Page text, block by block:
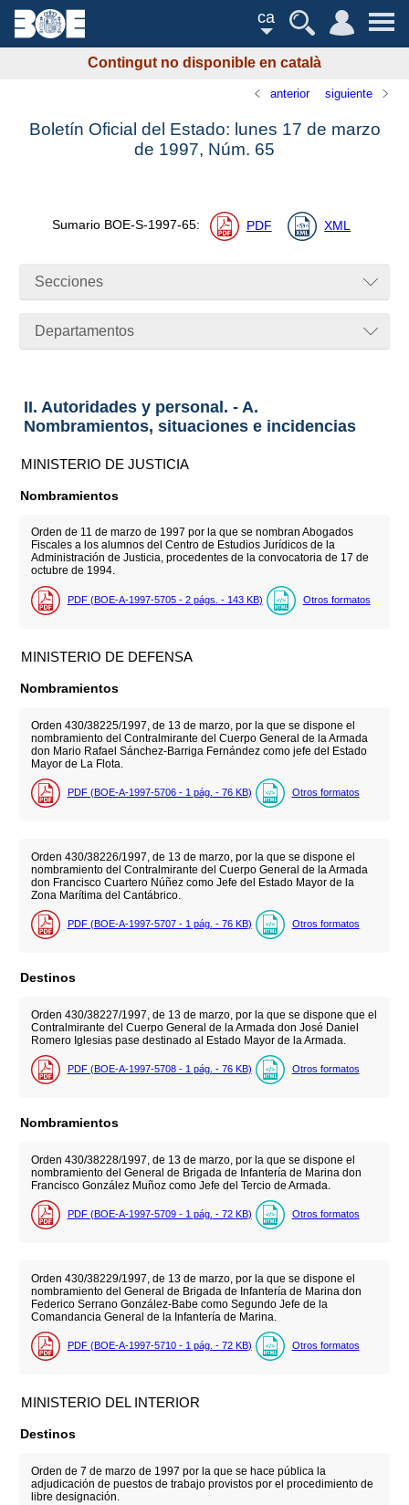
ca
Contingut no disponible en català
anterior siguiente
Boletín Oficial del Estado: lunes 17 de marzo
de 1997, Núm. 65
Sumario BOE-S-1997-65: PDF XML
Secciones
Departamentos
II. Autoridades y personal. - A.
Nombramientos, situaciones e incidencias
MINISTERIO DE JUSTICIA
Nombramientos
Orden de 11 de marzo de 1997 por la que se nombran Abogados
Fiscales a los alumnos del Centro de Estudios Jurídicos de la
Administración de Justicia, procedentes de la convocatoria de 17 de
octubre de 1994.
PDF (BOE-A-1997-5705 - 2 págs. - 143 KB) Otros formatos
MINISTERIO DE DEFENSA
Nombramientos
Orden 430/38225/1997, de 13 de marzo, por la que se dispone el
nombramiento del Contralmirante del Cuerpo General de la Armada
don Mario Rafael Sánchez-Barriga Fernández como jefe del Estado
Mayor de La Flota.
PDF (BOE-A-1997-5706 - 1 pág. - 76 KB) Otros formatos
Orden 430/38226/1997, de 13 de marzo, por la que se dispone el
nombramiento del Contralmirante del Cuerpo General de la Armada
don Francisco Cuartero Núñez como Jefe del Estado Mayor de la
Zona Marítima del Cantábrico.
PDF (BOE-A-1997-5707 - 1 pág. - 76 KB) Otros formatos
Destinos
Orden 430/38227/1997, de 13 de marzo, por la que se dispone que el
Contralmirante del Cuerpo General de la Armada don José Daniel
Romero Iglesias pase destinado al Estado Mayor de la Armada.
PDF (BOE-A-1997-5708 - 1 pág. - 76 KB) Otros formatos
Nombramientos
Orden 430/38228/1997, de 13 de marzo, por la que se dispone el
nombramiento del General de Brigada de Infantería de Marina don
Francisco González Muñoz como Jefe del Tercio de Armada.
PDF (BOE-A-1997-5709 - 1 pág. - 72 KB) Otros formatos
Orden 430/38229/1997, de 13 de marzo, por la que se dispone el
nombramiento del General de Brigada de Infantería de Marina don
Federico Serrano González-Babe como Segundo Jefe de la
Comandancia General de la Infantería de Marina.
PDF (BOE-A-1997-5710 - 1 pág. - 72 KB) Otros formatos
MINISTERIO DEL INTERIOR
Destinos
Orden de 7 de marzo de 1997 por la que se hace pública la
adjudicación de puestos de trabajo provistos por el procedimiento de
libre designación.